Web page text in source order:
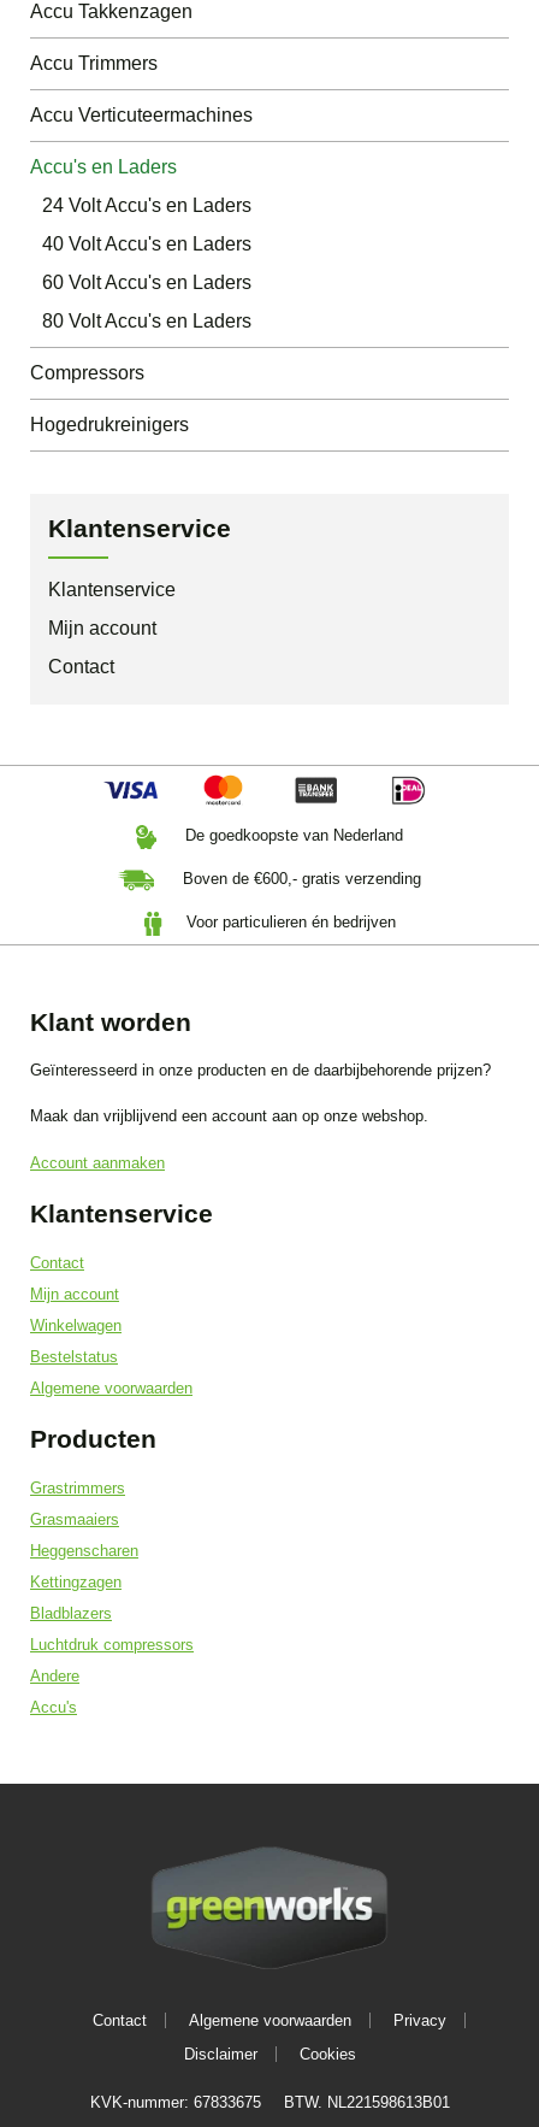
Accu Takkenzagen
Accu Trimmers
Accu Verticuteermachines
Accu's en Laders
24 Volt Accu's en Laders
40 Volt Accu's en Laders
60 Volt Accu's en Laders
80 Volt Accu's en Laders
Compressors
Hogedrukreinigers
Klantenservice
Klantenservice
Mijn account
Contact
De goedkoopste van Nederland
Boven de €600,- gratis verzending
Voor particulieren én bedrijven
Klant worden
Geïnteresseerd in onze producten en de daarbijbehorende prijzen?
Maak dan vrijblijvend een account aan op onze webshop.
Account aanmaken
Klantenservice
Contact
Mijn account
Winkelwagen
Bestelstatus
Algemene voorwaarden
Producten
Grastrimmers
Grasmaaiers
Heggenscharen
Kettingzagen
Bladblazers
Luchtdruk compressors
Andere
Accu's
Contact Algemene voorwaarden
Privacy
Disclaimer
Cookies
KVK-nummer: 67833675 BTW. NL221598613B01